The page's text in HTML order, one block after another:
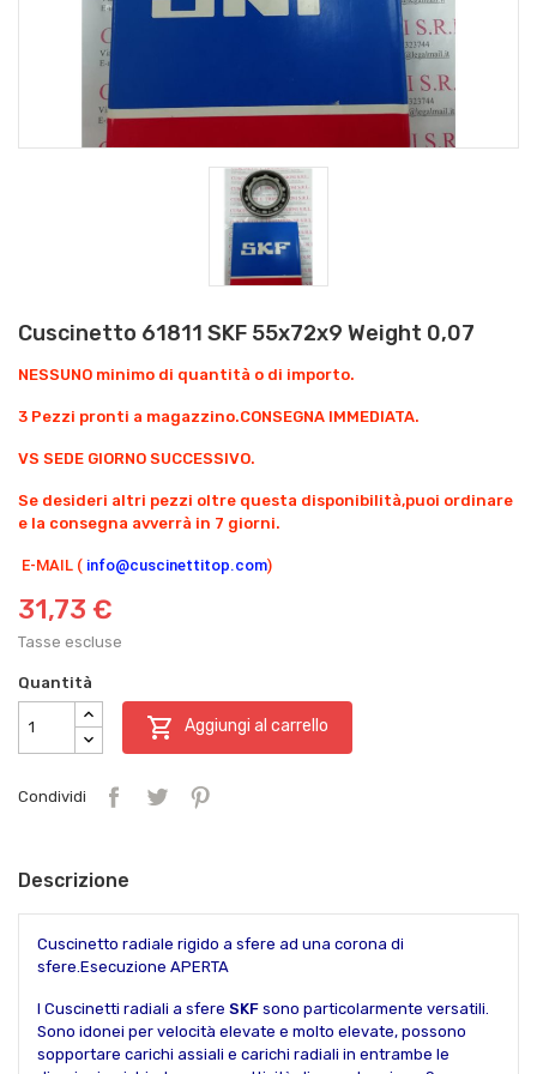
Cuscinetto 61811 SKF 55x72x9 Weight 0,07
NESSUNO minimo di quantità o di importo.
3 Pezzi pronti a magazzino.CONSEGNA IMMEDIATA.
VS SEDE GIORNO SUCCESSIVO.
Se desideri altri pezzi oltre questa disponibilità,puoi ordinare
e la consegna avverrà in 7 giorni.
E-MAIL ( info@cuscinettitop.com)
31,73 €
Tasse escluse
Quantità
 Aggiungi al carrello
Condividi
Descrizione
Cuscinetto radiale rigido a sfere ad una corona di
sfere.Esecuzione APERTA
I Cuscinetti radiali a sfere SKF sono particolarmente versatili.
Sono idonei per velocità elevate e molto elevate, possono
sopportare carichi assiali e carichi radiali in entrambe le